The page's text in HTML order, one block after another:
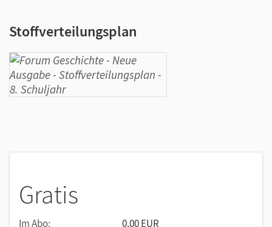
Stoffverteilungsplan
Gratis
Im Abo:
0,00 EUR